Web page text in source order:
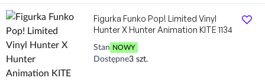
Figurka Funko Pop! Limited Vinyl
Hunter X Hunter Animation KITE 1134
Stan NOWY
Dostępne3 szt.